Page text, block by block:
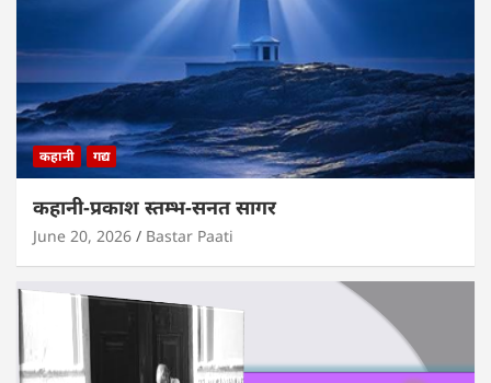
कहानी गद्य
कहानी-प्रकाश स्तम्भ-सनत सागर
June 20, 2026 Bastar Paati